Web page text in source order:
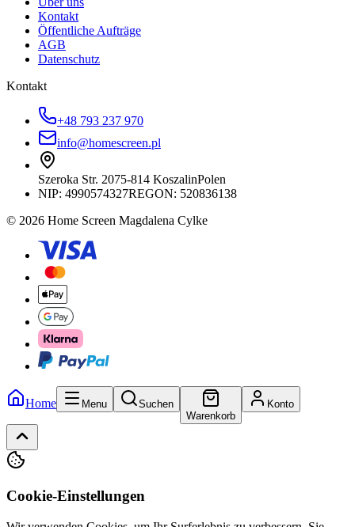
Kontakt
Öffentliche Aufträge
AGB
Datenschutz
Kontakt
+48 793 237 970
info@homescreen.pl
Szeroka Str. 2075-814 KoszalinPolen
NIP: 4990574327REGON: 520836138
© 2026 Home Screen Magdalena Cylke
Home Menu
Suchen
Warenkorb
Konto
Cookie-Einstellungen